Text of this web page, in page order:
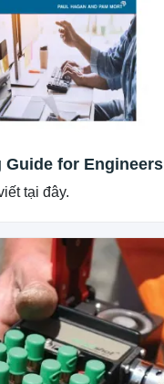
Guide for Engineers
tại đây.